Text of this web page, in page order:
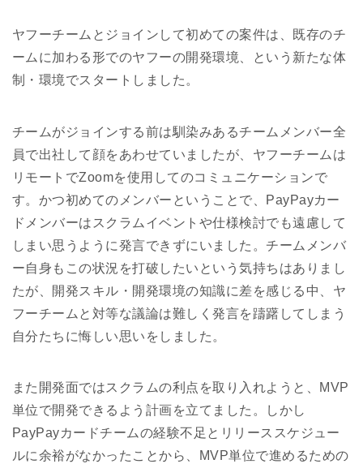
ヤフーチームとジョインして初めての案件は、既存のチ
ームに加わる形でのヤフーの開発環境、という新たな体
制・環境でスタートしました。
チームがジョインする前は馴染みあるチームメンバー全
員で出社して顔をあわせていましたが、ヤフーチームは
リモートでZoomを使用してのコミュニケーションで
す。かつ初めてのメンバーということで、PayPayカー
ドメンバーはスクラムイベントや仕様検討でも遠慮して
しまい思うように発言できずにいました。チームメンバ
ー自身もこの状況を打破したいという気持ちはありまし
たが、開発スキル・開発環境の知識に差を感じる中、ヤ
フーチームと対等な議論は難しく発言を躊躇してしまう
自分たちに悔しい思いをしました。
また開発面ではスクラムの利点を取り入れようと、MVP
単位で開発できるよう計画を立てました。しかし
PayPayカードチームの経験不足とリリーススケジュー
ルに余裕がなかったことから、MVP単位で進めるための